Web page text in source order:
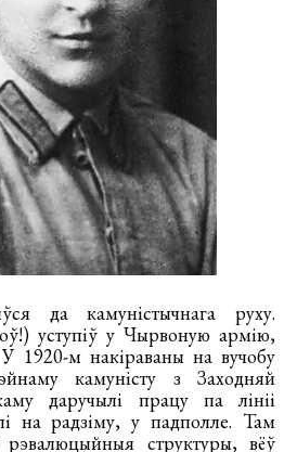
да камуністычнага руху.
уступіў у Чырвоную армію,
1920-м накіраваны на вучобу
камуністу з Заходняй
даручылі працу па лініі
на радзіму, у падполле. Там
рэвалюцыйныя структуры, вёў